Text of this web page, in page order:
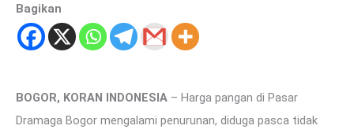
Bagikan
BOGOR, KORAN INDONESIA – Harga pangan di Pasar
Dramaga Bogor mengalami penurunan, diduga pasca tidak